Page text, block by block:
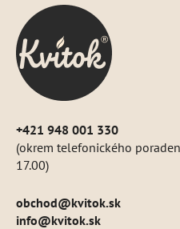
+421 948 001 330
(okrem telefonického
17.00)
obchod@kvitok.sk
info@kvitok.sk